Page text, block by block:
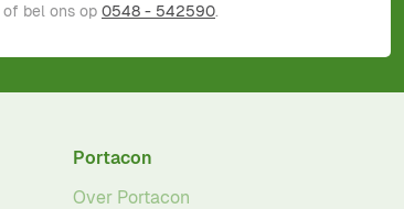
of bel ons op 0548 - 542590.
Portacon
Over Portacon